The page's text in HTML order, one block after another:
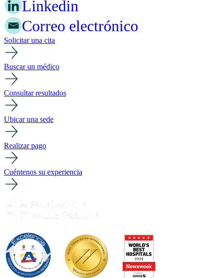
Linkedin
Correo electrónico
Solicitar una cita
Buscar un médico
Consultar resultados
Ubicar una sede
Realizar pago
Cuéntenos su experiencia